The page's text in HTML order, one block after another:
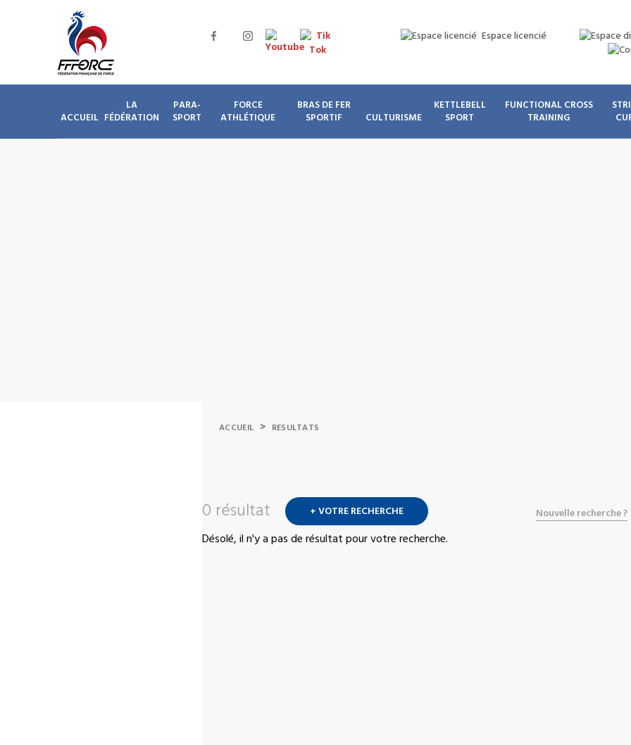
Espace licencié
ACCUEIL
LA
FÉDÉRATION
PARA-
SPORT
FORCE
ATHLÉTIQUE
BRAS DE FER
SPORTIF
CULTURISME
KETTLEBELL
SPORT
FUNCTIONAL CROSS
TRAINING
ACCUEIL > RESULTATS
0 résultat + VOTRE RECHERCHE Nouvelle recherche ?
Désolé, il n'y a pas de résultat pour votre recherche.